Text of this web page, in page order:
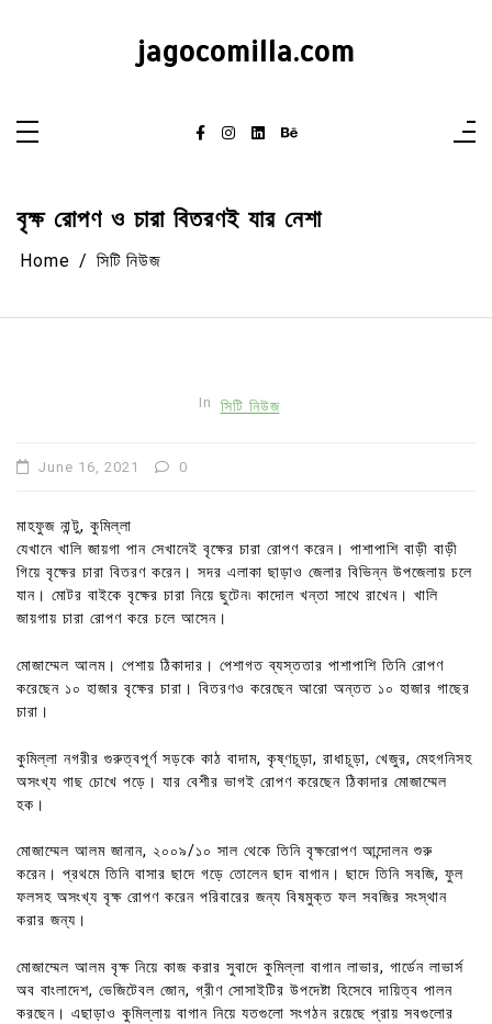
jagocomilla.com
বৃক্ষ রোপণ ও চারা বিতরণই যার নেশা
Home সিটি নিউজ
In সিটি নিউজ
June 16, 2021 0
মাহফুজ নান্টু, কুমিল্লা
যেখানে খালি জায়গা পান সেখানেই বৃক্ষের চারা রোপণ করেন। পাশাপাশি বাড়ী বাড়ী
গিয়ে বৃক্ষের চারা বিতরণ করেন। সদর এলাকা ছাড়াও জেলার বিভিন্ন উপজেলায় চলে
যান। মোটর বাইকে বৃক্ষের চারা নিয়ে ছুটেন৷ কাদোল খন্তা সাথে রাখেন। খালি
জায়গায় চারা রোপণ করে চলে আসেন।
মোজাম্মেল আলম। পেশায় ঠিকাদার। পেশাগত ব্যস্ততার পাশাপাশি তিনি রোপণ
করেছেন ১০ হাজার বৃক্ষের চারা। বিতরণও করেছেন আরো অন্তত ১০ হাজার গাছের
চারা।
কুমিল্লা নগরীর গুরুত্বপূর্ণ সড়কে কাঠ বাদাম, কৃষ্ণচূড়া, রাধাচূড়া, খেজুর, মেহগনিসহ
অসংখ্য গাছ চোখে পড়ে। যার বেশীর ভাগই রোপণ করেছেন ঠিকাদার মোজাম্মেল
হক।
মোজাম্মেল আলম জানান, ২০০৯/১০ সাল থেকে তিনি বৃক্ষরোপণ আন্দোলন শুরু
করেন। প্রথমে তিনি বাসার ছাদে গড়ে তোলেন ছাদ বাগান। ছাদে তিনি সবজি, ফুল
ফলসহ অসংখ্য বৃক্ষ রোপণ করেন পরিবারের জন্য বিষমুক্ত ফল সবজির সংস্থান
করার জন্য।
মোজাম্মেল আলম বৃক্ষ নিয়ে কাজ করার সুবাদে কুমিল্লা বাগান লাভার, গার্ডেন লাভার্স
অব বাংলাদেশ, ভেজিটেবল জোন, গ্রীণ সোসাইটির উপদেষ্টা হিসেবে দায়িত্ব পালন
করছেন। এছাড়াও কুমিল্লায় বাগান নিয়ে যতগুলো সংগঠন রয়েছে প্রায় সবগুলোর